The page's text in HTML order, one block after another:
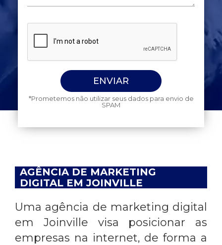
*Prometemos não utilizar seus dados para envio de
SPAM
AGÊNCIA DE MARKETING
DIGITAL EM JOINVILLE
Uma agência de marketing digital
em Joinville visa posicionar as
empresas na internet, de forma a